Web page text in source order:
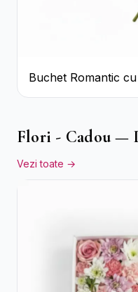
Buchet Romantic
Roșii
Flori - Cadou —
Vezi toate →